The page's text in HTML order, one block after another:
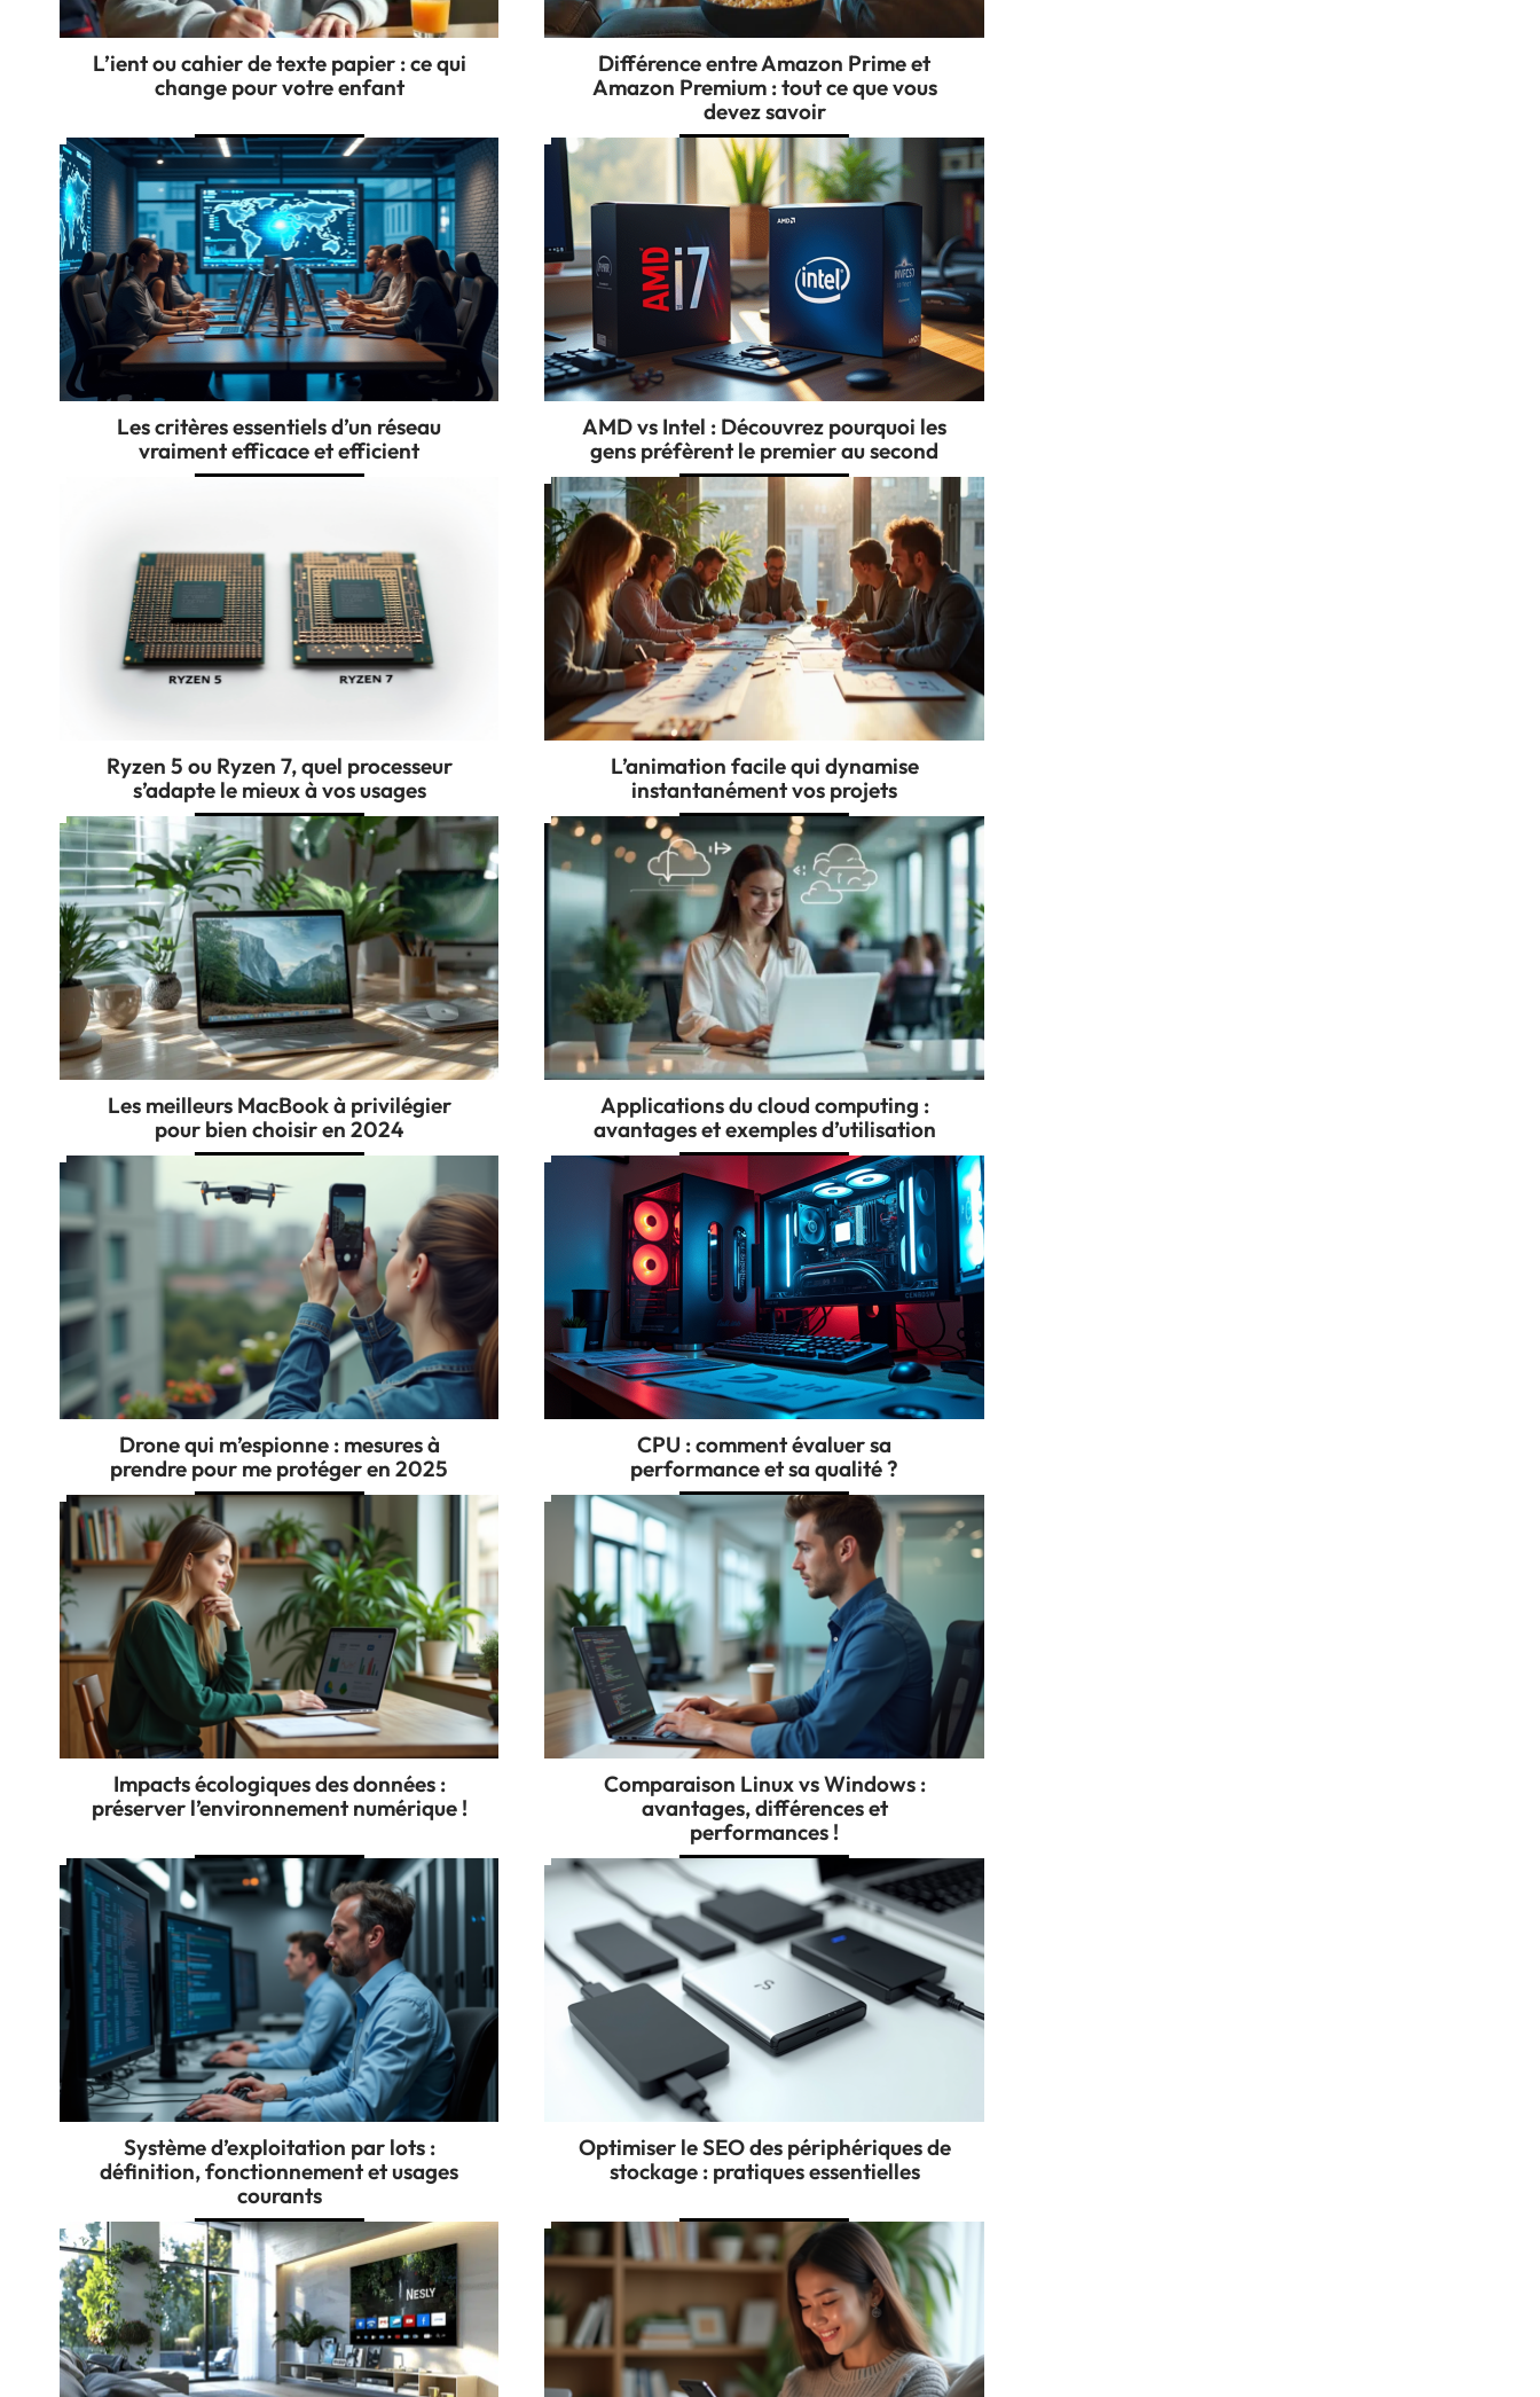
L’ient ou cahier de texte papier : ce qui
change pour votre enfant
Différence entre Amazon Prime et
Amazon Premium : tout ce que vous
devez savoir
Les critères essentiels d’un réseau
vraiment efficace et efficient
AMD vs Intel : Découvrez pourquoi les
gens préfèrent le premier au second
Ryzen 5 ou Ryzen 7, quel processeur
s’adapte le mieux à vos usages
L’animation facile qui dynamise
instantanément vos projets
Les meilleurs MacBook à privilégier
pour bien choisir en 2024
Applications du cloud computing :
avantages et exemples d’utilisation
Drone qui m’espionne : mesures à
prendre pour me protéger en 2025
CPU : comment évaluer sa
performance et sa qualité ?
Impacts écologiques des données :
préserver l’environnement numérique !
Comparaison Linux vs Windows :
avantages, différences et
performances !
Système d’exploitation par lots :
définition, fonctionnement et usages
courants
Optimiser le SEO des périphériques de
stockage : pratiques essentielles